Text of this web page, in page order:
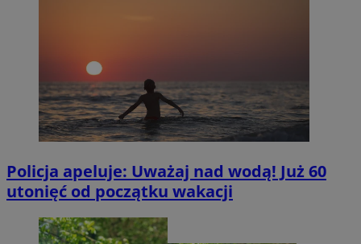
Policja apeluje: Uważaj nad wodą! Już 60
utonięć od początku wakacji